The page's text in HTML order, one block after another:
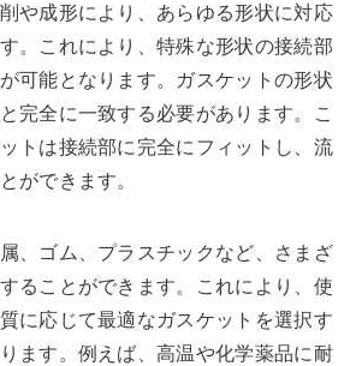
や成形により、あらゆる形状に対応
。これにより、特殊な形状の接続部
可能となります。ガスケットの形状
完全に一致する必要があります。こ
トは接続部に完全にフィットし、流
ができます。
、ゴム、プラスチックなど、さまざ
ることができます。これにより、使
に応じて最適なガスケットを選択す
ます。例えば、高温や化学薬品に耐